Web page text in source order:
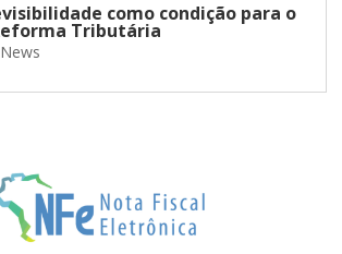
como condição para o
Tributária